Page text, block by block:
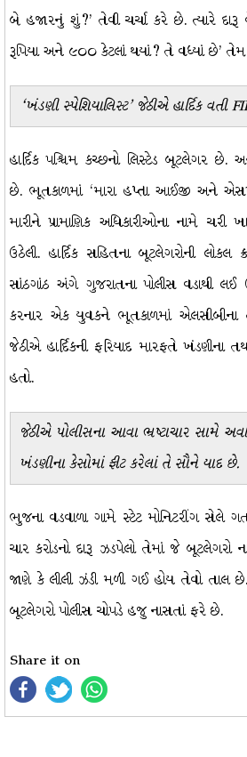
બે હજારનું શું?’ તેવી ચર્ચા કરે છે. ત્યારે
રૂપિયા અને ૯૦૦ કેટલાં થયાં? તે વધ્યાં છે’
‘ખંડણી સ્પેશિયાલિસ્ટ’ જેઠીએ હાર્દિક વતી
હાર્દિક પશ્ચિમ કચ્છનો લિસ્ટેડ બૂટલેગર છે.
છે. ભૂતકાળમાં ‘મારા હપ્તા આઈજી અને
મારીને પ્રામાણિક અધિકારીઓના નામે ચરી
ઉઠેલી. હાર્દિક સહિતના બૂટલેગરોની લોકલ
સાંઠગાંઠ અંગે ગુજરાતના પોલીસ વડાથી
કરનાર એક યુવકને ભૂતકાળમાં
જેઠીએ હાર્દિકની ફરિયાદ મારફતે ખંડણીના
હતો.
જેઠીએ પોલીસના આવા ભ્રષ્ટાચાર સામે
ખંડણીના કેસોમાં ફીટ કરેલાં તે સૌને યાદ છે.
ભુજના વડવાળા ગામે સ્ટેટ મોનિટરીંગ સેલે
ચાર કરોડનો દારૂ ઝડપેલો તેમાં જે
જાણે કે લીલી ઝંડી મળી ગઈ હોય તેવો તાલ
બૂટલેગરો પોલીસ ચોપડે હજુ નાસતાં ફરે છે.
Share it on